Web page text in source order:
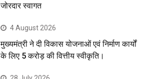
जोरदार स्वागत
4 August 2026
मुख्यमंत्री ने दी विकास योजनाओं एवं निर्माण कार्यों
के लिए 5 करोड़ की वित्तीय स्वीकृति।